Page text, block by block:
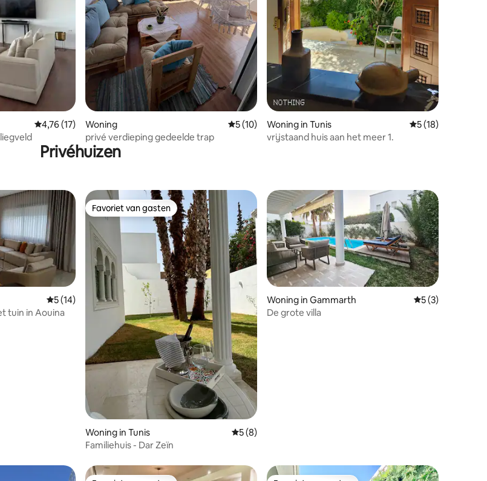
Gemiddelde beoordeling van 4,76 uit 5, 17 recensies
4,76 (17)
Woning Gemiddelde beoordeling van 5 uit 5, 10 recensies
5 (10)
privé verdieping gedeelde trap
Woning in Tunis Gemiddelde
5 (18)
vrijstaand huis aan het meer 1.
Privéhuizen
5, 4 recensies
Gemiddelde beoordeling van 5 uit 5, 14 recensies
5 (14)
tuin in Aouina
Favoriet van gasten
Favoriet van gasten
Woning in Tunis Gemiddelde beoordeling van 5 uit 5, 8 recensies
5 (8)
Familiehuis - Dar Zeïn
Woning in Gammarth Gemiddelde
5 (3)
De grote villa